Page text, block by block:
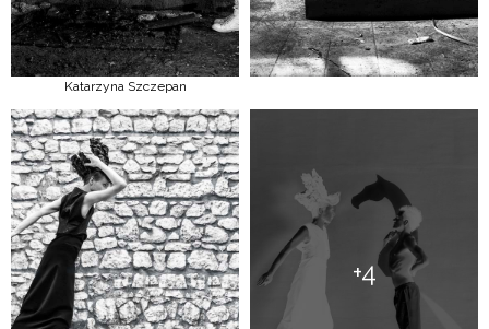
Katarzyna Szczepan
+4